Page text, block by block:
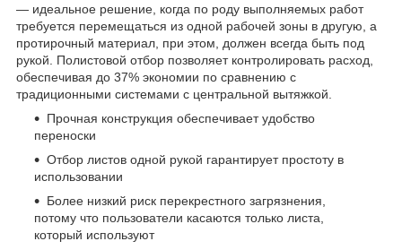
— идеальное решение, когда по роду выполняемых работ
требуется перемещаться из одной рабочей зоны в другую, а
протирочный материал, при этом, должен всегда быть под
рукой. Полистовой отбор позволяет контролировать расход,
обеспечивая до 37% экономии по сравнению с
традиционными системами с центральной вытяжкой.
Прочная конструкция обеспечивает удобство
переноски
Отбор листов одной рукой гарантирует простоту в
использовании
Более низкий риск перекрестного загрязнения,
потому что пользователи касаются только листа,
который используют